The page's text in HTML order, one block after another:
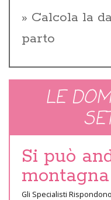
Calcola la
parto
LE
Si può
Gli Specialisti Rispondono